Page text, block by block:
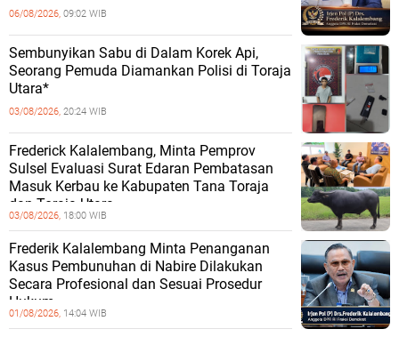
06/08/2026, 09:02 WIB
Sembunyikan Sabu di Dalam Korek Api,
Seorang Pemuda Diamankan Polisi di Toraja
Utara*
03/08/2026, 20:24 WIB
Frederick Kalalembang, Minta Pemprov
Sulsel Evaluasi Surat Edaran Pembatasan
Masuk Kerbau ke Kabupaten Tana Toraja
dan Toraja Utara
03/08/2026, 18:00 WIB
Frederik Kalalembang Minta Penanganan
Kasus Pembunuhan di Nabire Dilakukan
Secara Profesional dan Sesuai Prosedur
Hukum
01/08/2026, 14:04 WIB